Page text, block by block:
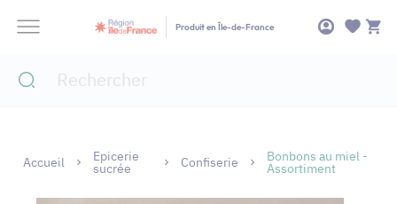
Produit en Île-de-France
Accueil Epicerie
sucrée Confiserie Bonbons au miel -
Assortiment